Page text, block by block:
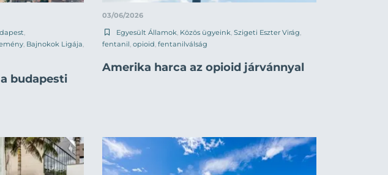
Bajnokok Ligája
budapesti
03/06/2026
Egyesült Államok Közös ügyeink Szigeti Eszter Virág
fentanil opioid fentanilválság
Amerika harca az opioid járvánnyal